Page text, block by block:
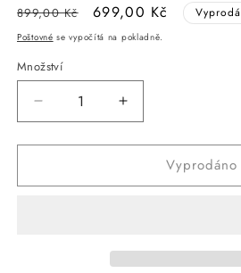
Běžná
cena
899,00 Kč
Výprodejová
cena
699,00 Kč
Poštovné se vypočítá na pokladně.
Množství
množství
produktu
škrabadlo
Zvýšit
množství
produktu
Skládací
škrabadlo
Vyprodáno